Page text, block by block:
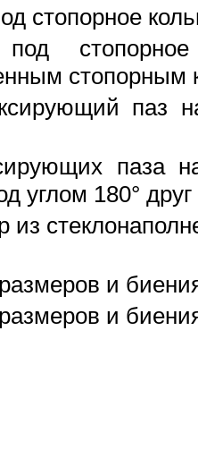
стопорное
под
стопорным
паз
паза
углом 180° друг
из
и
и